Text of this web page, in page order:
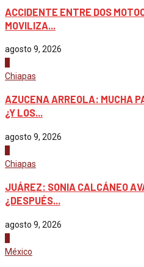
ACCIDENTE ENTRE DOS
MOVILIZA...
agosto 9, 2026
Chiapas
AZUCENA ARREOLA: MUCHA
¿Y LOS...
agosto 9, 2026
Chiapas
JUÁREZ: SONIA CALCÁNEO
¿DESPUÉS...
agosto 9, 2026
México